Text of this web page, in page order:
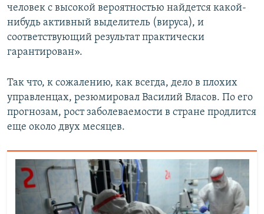
человек с высокой вероятностью найдется какой-
нибудь активный выделитель (вируса), и
соответствующий результат практически
гарантирован».
Так что, к сожалению, как всегда, дело в плохих
управленцах, резюмировал Василий Власов. По его
прогнозам, рост заболеваемости в стране продлится
еще около двух месяцев.